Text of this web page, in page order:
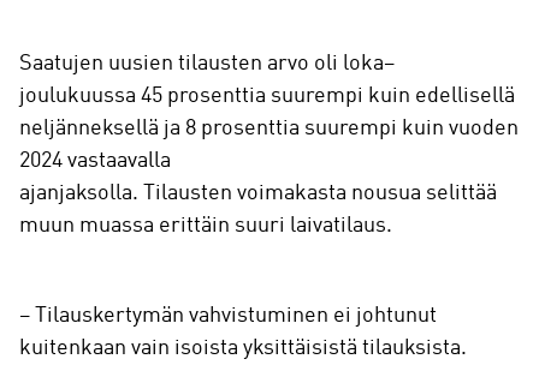
Saatujen uusien tilausten arvo oli loka–
joulukuussa 45 prosenttia suurempi kuin edellisellä
neljänneksellä ja 8 prosenttia suurempi kuin vuoden
2024 vastaavalla
ajanjaksolla. Tilausten voimakasta nousua selittää
muun muassa erittäin suuri laivatilaus.
– Tilauskertymän vahvistuminen ei johtunut
kuitenkaan vain isoista yksittäisistä tilauksista.